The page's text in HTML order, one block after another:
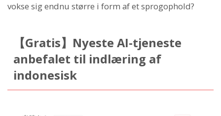
vokse sig endnu større i form af et sprogophold?
【Gratis】Nyeste AI-tjeneste
anbefalet til indlæring af
indonesisk